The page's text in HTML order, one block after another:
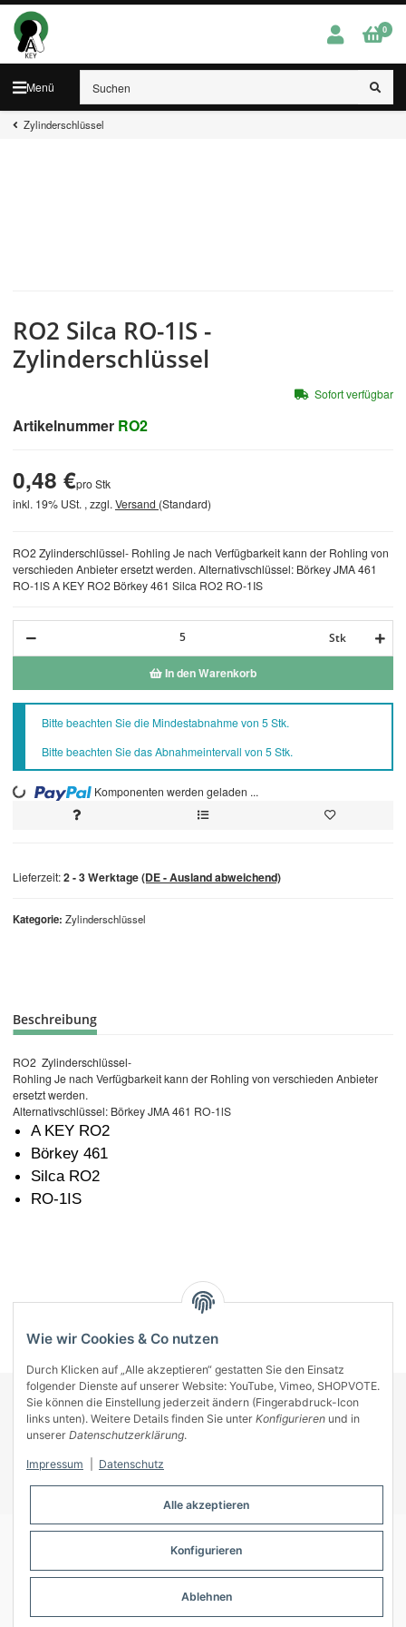
Menü
0
Zylinderschlüssel
RO2 Silca RO-1IS -
Zylinderschlüssel
Artikelnummer RO2
Kategorie Zylinderschlüssel
RO2 Zylinderschlüssel- Rohling Je nach Verfügbarkeit kann der Rohling von
verschieden Anbieter ersetzt werden. Alternativschlüssel: Börkey JMA 461
RO-1lS A KEY RO2 Börkey 461 Silca RO2 RO-1IS
0,48 €pro Stk
inkl. 19% USt. , zzgl. Versand (Standard)
Stk
In den Warenkorb
xBitte beachten Sie die Mindestabnahme von 5 Stk.
Bitte beachten Sie das Abnahmeintervall von 5 Stk.
Loading... Komponenten werden geladen ...
Sofort verfügbar
Lieferzeit:2 - 3 Werktage(DE - Ausland abweichend)
Beschreibung
RO2 Zylinderschlüssel-
Rohling Je nach Verfügbarkeit kann der Rohling von verschieden Anbieter
ersetzt werden.
Alternativschlüssel: Börkey JMA 461 RO-1lS
A KEY RO2
Börkey 461
Silca RO2
RO-1IS
KONTAKT
INFORMATIONEN
ZAHLUNGSARTEN
© A-Key
* Alle Preise inkl. gesetzlicher USt., zzgl.Versand
Wie wir Cookies & Co nutzen
Durch Klicken auf „Alle akzeptieren“ gestatten Sie den Einsatz
folgender Dienste auf unserer Website: YouTube, Vimeo, SHOPVOTE.
Sie können die Einstellung jederzeit ändern (Fingerabdruck-Icon
links unten). Weitere Details finden Sie unter Konfigurieren und in
unserer Datenschutzerklärung.
Impressum Datenschutz
Alle akzeptieren
Konfigurieren
Ablehnen